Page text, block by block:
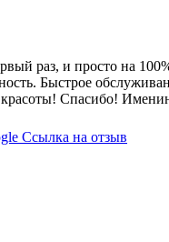
раз, и просто на
Быстрое
Спасибо!
Ссылка на отзыв